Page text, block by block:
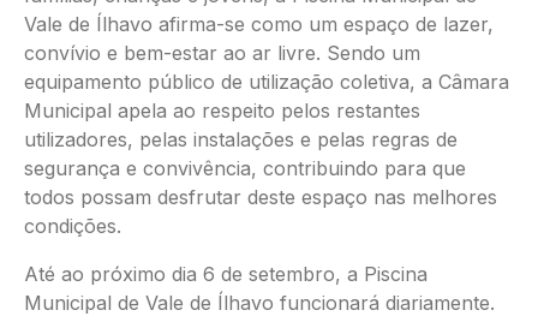
Vale de Ílhavo afirma-se como um espaço de lazer,
convívio e bem-estar ao ar livre. Sendo um
equipamento público de utilização coletiva, a Câmara
Municipal apela ao respeito pelos restantes
utilizadores, pelas instalações e pelas regras de
segurança e convivência, contribuindo para que
todos possam desfrutar deste espaço nas melhores
condições.
Até ao próximo dia 6 de setembro, a Piscina
Municipal de Vale de Ílhavo funcionará diariamente.